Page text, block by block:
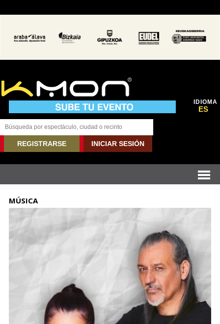
IDIOMA
ES
REGISTRARSE INICIAR SESIÓN
MÚSICA